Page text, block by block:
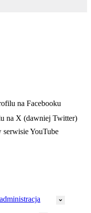
na Facebooku
na X (dawniej Twitter)
serwisie YouTube